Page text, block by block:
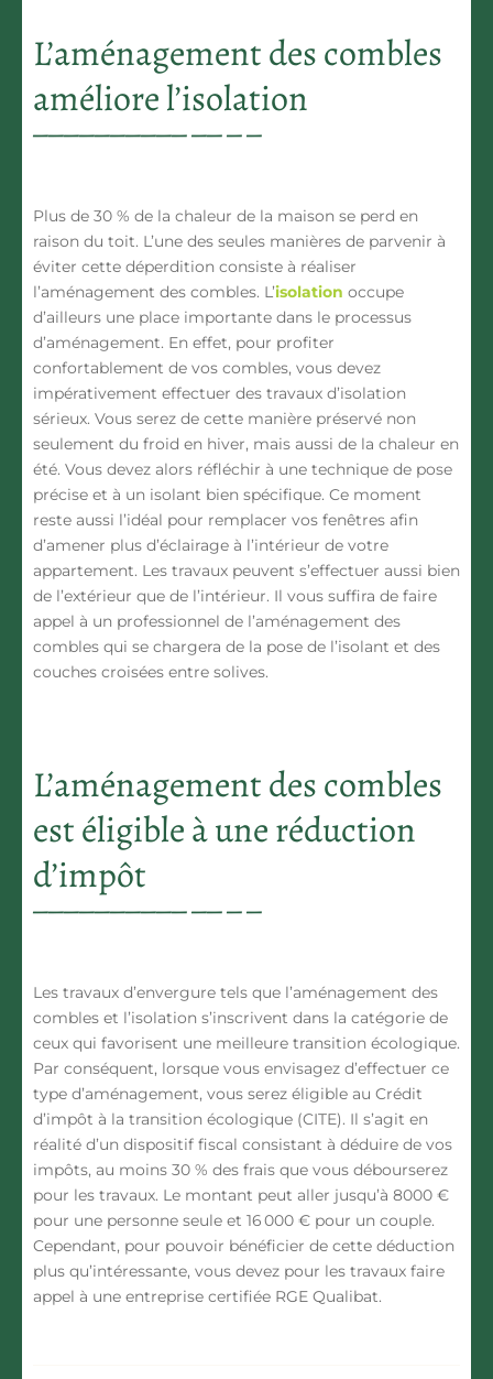
L’aménagement des combles
améliore l’isolation
Plus de 30 % de la chaleur de la maison se perd en
raison du toit. L’une des seules manières de parvenir à
éviter cette déperdition consiste à réaliser
l’aménagement des combles. L’isolation occupe
d’ailleurs une place importante dans le processus
d’aménagement. En effet, pour profiter
confortablement de vos combles, vous devez
impérativement effectuer des travaux d’isolation
sérieux. Vous serez de cette manière préservé non
seulement du froid en hiver, mais aussi de la chaleur en
été. Vous devez alors réfléchir à une technique de pose
précise et à un isolant bien spécifique. Ce moment
reste aussi l’idéal pour remplacer vos fenêtres afin
d’amener plus d’éclairage à l’intérieur de votre
appartement. Les travaux peuvent s’effectuer aussi bien
de l’extérieur que de l’intérieur. Il vous suffira de faire
appel à un professionnel de l’aménagement des
combles qui se chargera de la pose de l’isolant et des
couches croisées entre solives.
L’aménagement des combles
est éligible à une réduction
d’impôt
Les travaux d’envergure tels que l’aménagement des
combles et l’isolation s’inscrivent dans la catégorie de
ceux qui favorisent une meilleure transition écologique.
Par conséquent, lorsque vous envisagez d’effectuer ce
type d’aménagement, vous serez éligible au Crédit
d’impôt à la transition écologique (CITE). Il s’agit en
réalité d’un dispositif fiscal consistant à déduire de vos
impôts, au moins 30 % des frais que vous débourserez
pour les travaux. Le montant peut aller jusqu’à 8000 €
pour une personne seule et 16 000 € pour un couple.
Cependant, pour pouvoir bénéficier de cette déduction
plus qu’intéressante, vous devez pour les travaux faire
appel à une entreprise certifiée RGE Qualibat.